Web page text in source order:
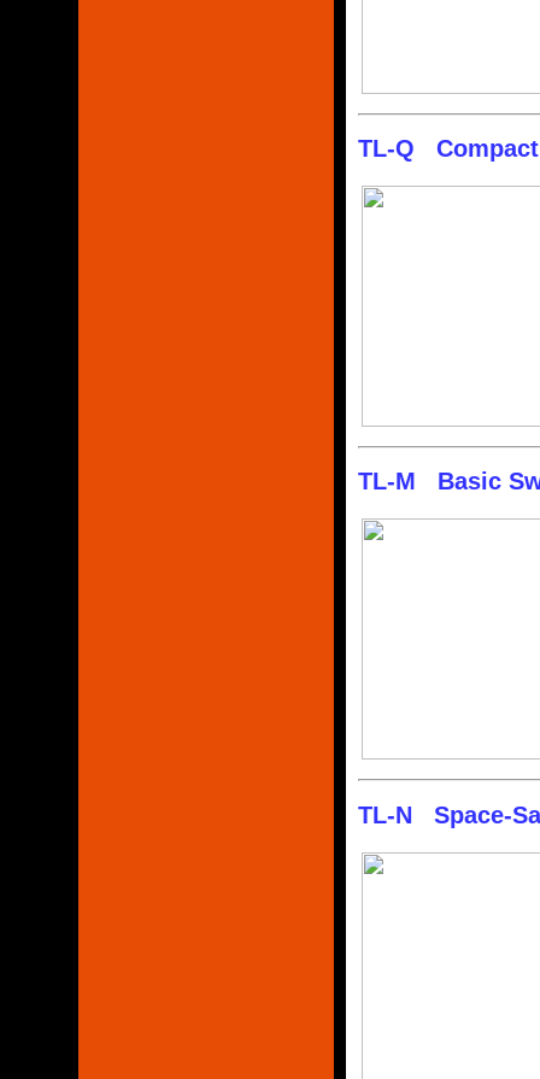
TL-Q
TL-M Basic
TL-N Space-